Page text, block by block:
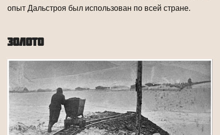
опыт Дальстроя был использован по всей стране.
ЗОЛОТО